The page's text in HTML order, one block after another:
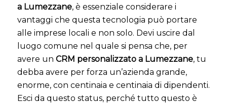
a Lumezzane, è essenziale considerare i
vantaggi che questa tecnologia può portare
alle imprese locali e non solo. Devi uscire dal
luogo comune nel quale si pensa che, per
avere un CRM personalizzato a Lumezzane, tu
debba avere per forza un’azienda grande,
enorme, con centinaia e centinaia di dipendenti.
Esci da questo status, perché tutto questo è